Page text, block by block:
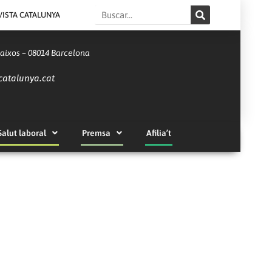
CATALUNYA Search
– 08014 Barcelona
laboral Premsa Afilia’t